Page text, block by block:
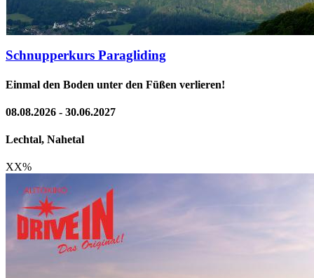
Schnupperkurs Paragliding
Einmal den Boden unter den Füßen verlieren!
08.08.2026 - 30.06.2027
Lechtal, Nahetal
XX%